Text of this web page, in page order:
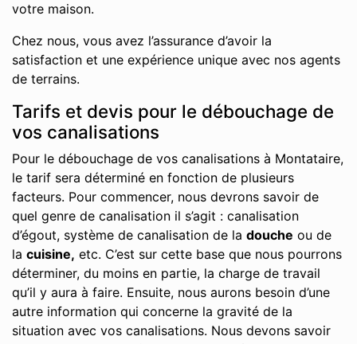
votre maison.
Chez nous, vous avez l’assurance d’avoir la
satisfaction et une expérience unique avec nos agents
de terrains.
Tarifs et devis pour le débouchage de
vos canalisations
Pour le débouchage de vos canalisations à Montataire,
le tarif sera déterminé en fonction de plusieurs
facteurs. Pour commencer, nous devrons savoir de
quel genre de canalisation il s’agit : canalisation
d’égout, système de canalisation de la douche ou de
la cuisine, etc. C’est sur cette base que nous pourrons
déterminer, du moins en partie, la charge de travail
qu’il y aura à faire. Ensuite, nous aurons besoin d’une
autre information qui concerne la gravité de la
situation avec vos canalisations. Nous devons savoir